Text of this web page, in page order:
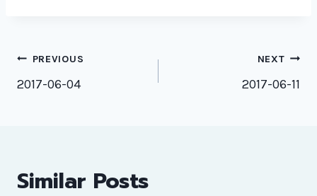
Post
navigation
PREVIOUS
2017-06-04
NEXT
2017-06-11
Similar Posts